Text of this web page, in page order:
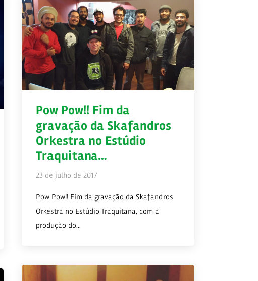
Pow Pow!! Fim da
gravação da Skafandros
Orkestra no Estúdio
Traquitana…
23 de julho de 2017
Pow Pow!! Fim da gravação da Skafandros
Orkestra no Estúdio Traquitana, com a
produção do...